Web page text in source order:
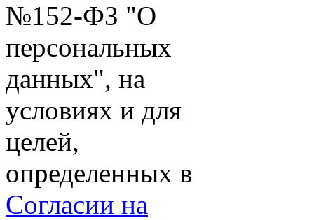
№152-ФЗ "О
персональных
данных", на
условиях и для
целей,
определенных в
Согласии на